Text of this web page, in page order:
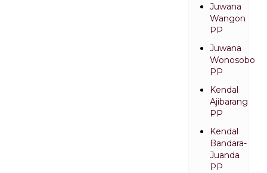
Juwana
Wangon
PP
Juwana
Wonosobo
PP
Kendal
Ajibarang
PP
Kendal
Bandara-
Juanda
PP